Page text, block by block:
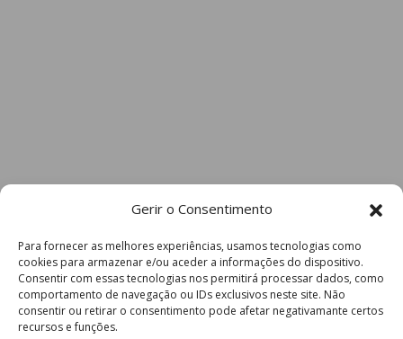
Gerir o Consentimento
Para fornecer as melhores experiências, usamos tecnologias como
cookies para armazenar e/ou aceder a informações do dispositivo.
Consentir com essas tecnologias nos permitirá processar dados, como
comportamento de navegação ou IDs exclusivos neste site. Não
consentir ou retirar o consentimento pode afetar negativamante certos
recursos e funções.